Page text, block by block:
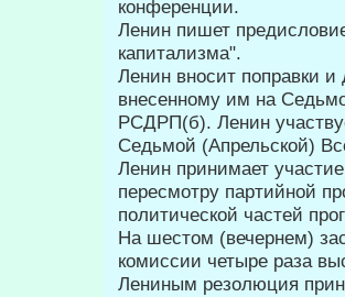
конференции.
Ленин пишет
капитализма".
Ленин вносит поправки и
внесенному им на
РСДРП(б). Ленин
Седьмой (Апрельской)
Ленин принимает
пересмотру партийной
политиче­ской частей
На шестом (вечернем)
комиссии четыре раза
Лениным резолюция